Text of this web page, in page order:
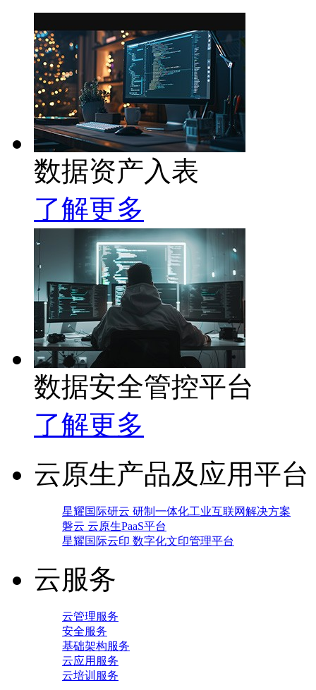
数据资产入表
了解更多
数据安全管控平台
了解更多
云原生产品及应用平台
星耀国际研云 研制一体化工业互联网解决方案
磐云 云原生PaaS平台
星耀国际云印 数字化文印管理平台
云服务
云管理服务
安全服务
基础架构服务
云应用服务
云培训服务